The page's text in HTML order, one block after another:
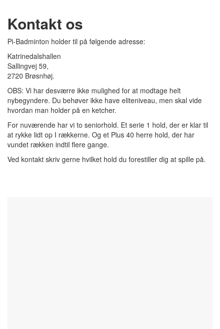
Kontakt os
Pi-Badminton holder til på følgende adresse:
Katrinedalshallen
Sallingvej 59,
2720 Brøsnhøj.
OBS: Vi har desværre ikke mulighed for at modtage helt
nybegyndere. Du behøver ikke have eliteniveau, men skal vide
hvordan man holder på en ketcher.
For nuværende har vi to seniorhold. Et serie 1 hold, der er klar til
at rykke lidt op I rækkerne. Og et Plus 40 herre hold, der har
vundet rækken indtil flere gange.
Ved kontakt skriv gerne hvilket hold du forestiller dig at spille på.